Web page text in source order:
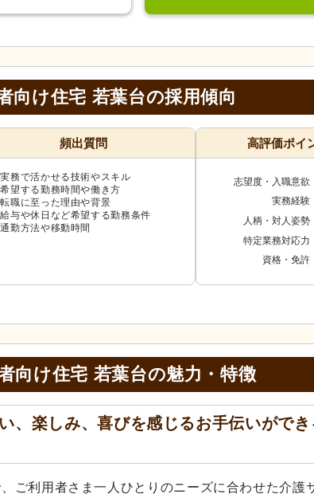
向け住宅 若葉台の採用傾向
頻出質問
実務で活かせる技術やスキル
希望する勤務時間や働き方
転職に至った理由や背景
給与や休日など希望する勤務条件
通勤方法や移動時間
高評価ポイ
志望度・入職意欲
実務経験
人柄・対人姿勢
特定業務対応力
資格・免許
向け住宅 若葉台の魅力・特徴
、楽しみ、喜びを感じるお手伝いがで
ご利用者さま一人ひとりのニーズに合わせた介護